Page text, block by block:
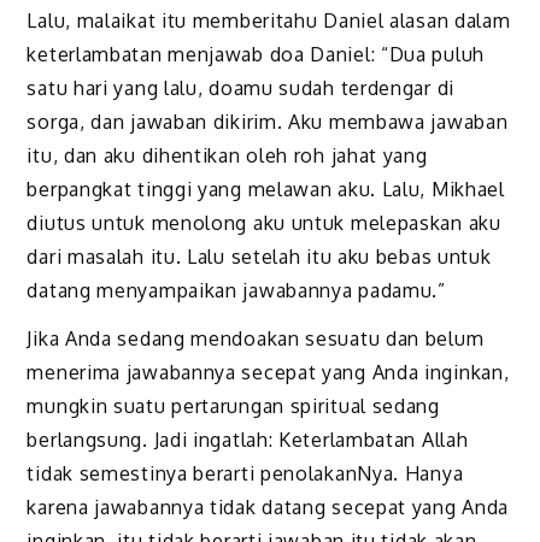
Lalu, malaikat itu memberitahu Daniel alasan dalam
keterlambatan menjawab doa Daniel: “Dua puluh
satu hari yang lalu, doamu sudah terdengar di
sorga, dan jawaban dikirim. Aku membawa jawaban
itu, dan aku dihentikan oleh roh jahat yang
berpangkat tinggi yang melawan aku. Lalu, Mikhael
diutus untuk menolong aku untuk melepaskan aku
dari masalah itu. Lalu setelah itu aku bebas untuk
datang menyampaikan jawabannya padamu.”
Jika Anda sedang mendoakan sesuatu dan belum
menerima jawabannya secepat yang Anda inginkan,
mungkin suatu pertarungan spiritual sedang
berlangsung. Jadi ingatlah: Keterlambatan Allah
tidak semestinya berarti penolakanNya. Hanya
karena jawabannya tidak datang secepat yang Anda